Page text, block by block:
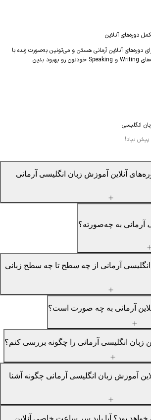
آرمانی هستن و می‌تونین به‌صورت زنده با
آموزش زبان انگلیسی آرمانی
چه‌صورته؟
از چه سطح تا چه سطح زبانی
به چه صورت است؟
آرمانی را چگونه بررسی کنم؟
انگلیسی آرمانی چگونه آشنا
آیا باید سر ساعت خاصی آنلاین